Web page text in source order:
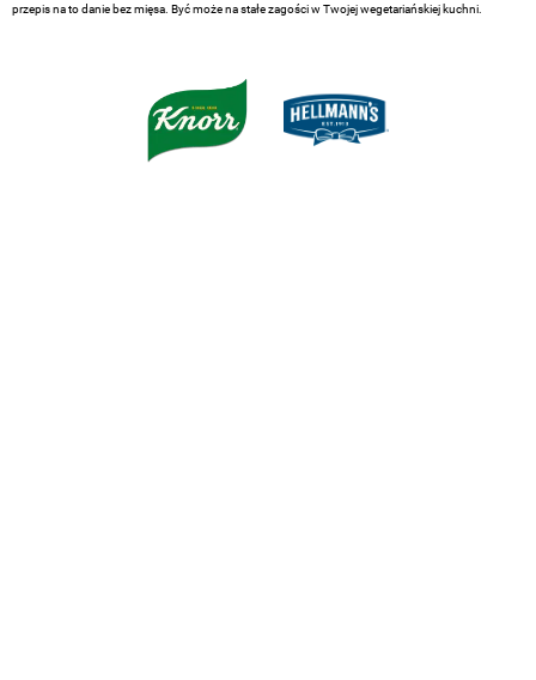
przepis na to danie bez mięsa. Być może na stałe zagości w Twojej wegetariańskiej kuchni.